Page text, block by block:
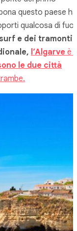
questo paese ha
qualcosa di
e dei tramonti
l’Algarve è
le due città